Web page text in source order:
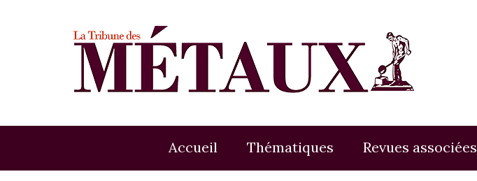
Accueil Thématiques Revues associées